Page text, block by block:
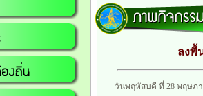
ลงพื้
วันพฤหัสบดี ที่ 28 พฤษภา